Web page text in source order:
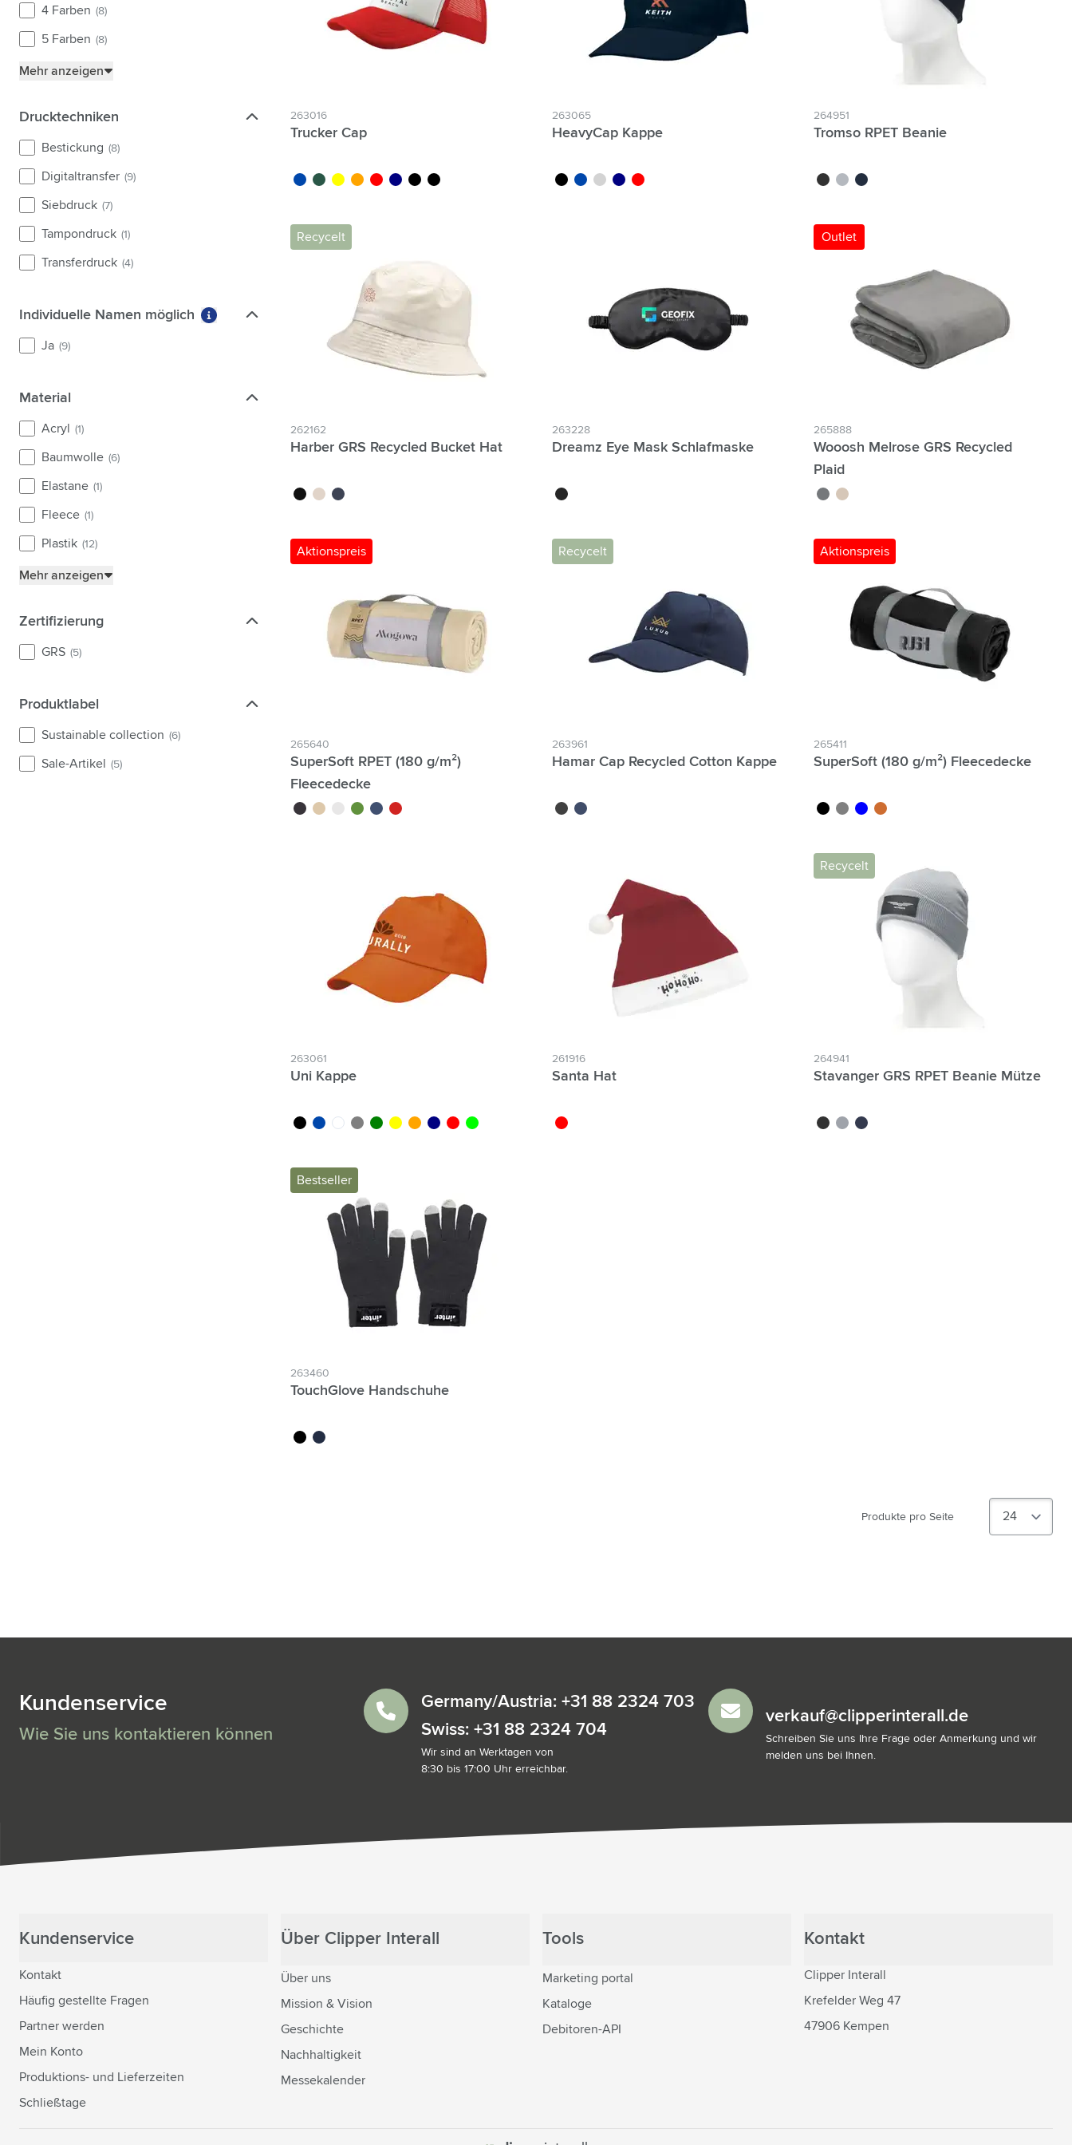
4 Farben (8)
5 Farben (8)
Mehr anzeigen
Drucktechniken
Drucktechniken
Bestickung (8)
Digitaltransfer (9)
Siebdruck (7)
Tampondruck (1)
Transferdruck (4)
Individuelle Namen möglich
Individuelle Namen möglich
Weitere Informationen zum Filter Individuelle Namen möglich:
Ja (9)
Material
Material
Acryl (1)
Baumwolle (6)
Elastane (1)
Fleece (1)
Plastik (12)
Mehr anzeigen
Zertifizierung
Zertifizierung
GRS (5)
Produktlabel
Produktlabel
Sustainable collection (6)
Sale-Artikel (5)
263016
Trucker Cap
bleu cobalt
vert jauneorangerougebleu marine
noir/noirnoir/blanc
263065
HeavyCap Kappe
noir bleu cobalt
gris clairbleu marine
rouge
264951
Tromso RPET Beanie
noir gris bleu
Recycelt
262162
Harber GRS Recycled Bucket Hat
noir beigebleu marine
263228
Dreamz Eye Mask Schlafmaske
noir
Outlet
265888
Wooosh Melrose GRS Recycled
Plaid
gris beige
Aktionspreis
265640
SuperSoft RPET (180 g/m²)
Fleecedecke
noir taupegris vert bleu rouge
Recycelt
263961
Hamar Cap Recycled Cotton Kappe
noir bleu marine
Aktionspreis
265411
SuperSoft (180 g/m²) Fleecedecke
noir gris bleu terre
263061
Uni Kappe
noir bleu cobalt
blancgris vert jauneorangebleu marine
rougelime
261916
Santa Hat
rouge
Recycelt
264941
Stavanger GRS RPET Beanie Mütze
noir gris bleu
Bestseller
263460
TouchGlove Handschuhe
noir bleu foncé
Produkte pro Seite
Kundenservice
Wie Sie uns kontaktieren können
Germany/Austria: +31 88 2324 703
Swiss: +31 88 2324 704
Wir sind an Werktagen von
8:30 bis 17:00 Uhr erreichbar.
verkauf@clipperinterall.de
Schreiben Sie uns Ihre Frage oder Anmerkung und wir
melden uns bei Ihnen.
Kundenservice
Kontakt
Häufig gestellte Fragen
Partner werden
Mein Konto
Produktions- und Lieferzeiten
Schließtage
Über Clipper Interall
Über uns
Mission & Vision
Geschichte
Nachhaltigkeit
Messekalender
Tools
Marketing portal
Kataloge
Debitoren-API
Kontakt
Clipper Interall
Krefelder Weg 47
47906 Kempen